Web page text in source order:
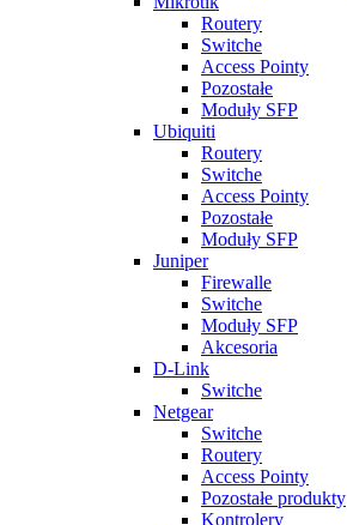
Routery
Switche
Access Pointy
Pozostałe
Moduły SFP
Ubiquiti
Routery
Switche
Access Pointy
Pozostałe
Moduły SFP
Juniper
Firewalle
Switche
Moduły SFP
Akcesoria
D-Link
Switche
Netgear
Switche
Routery
Access Pointy
Pozostałe produkty
Kontrolery